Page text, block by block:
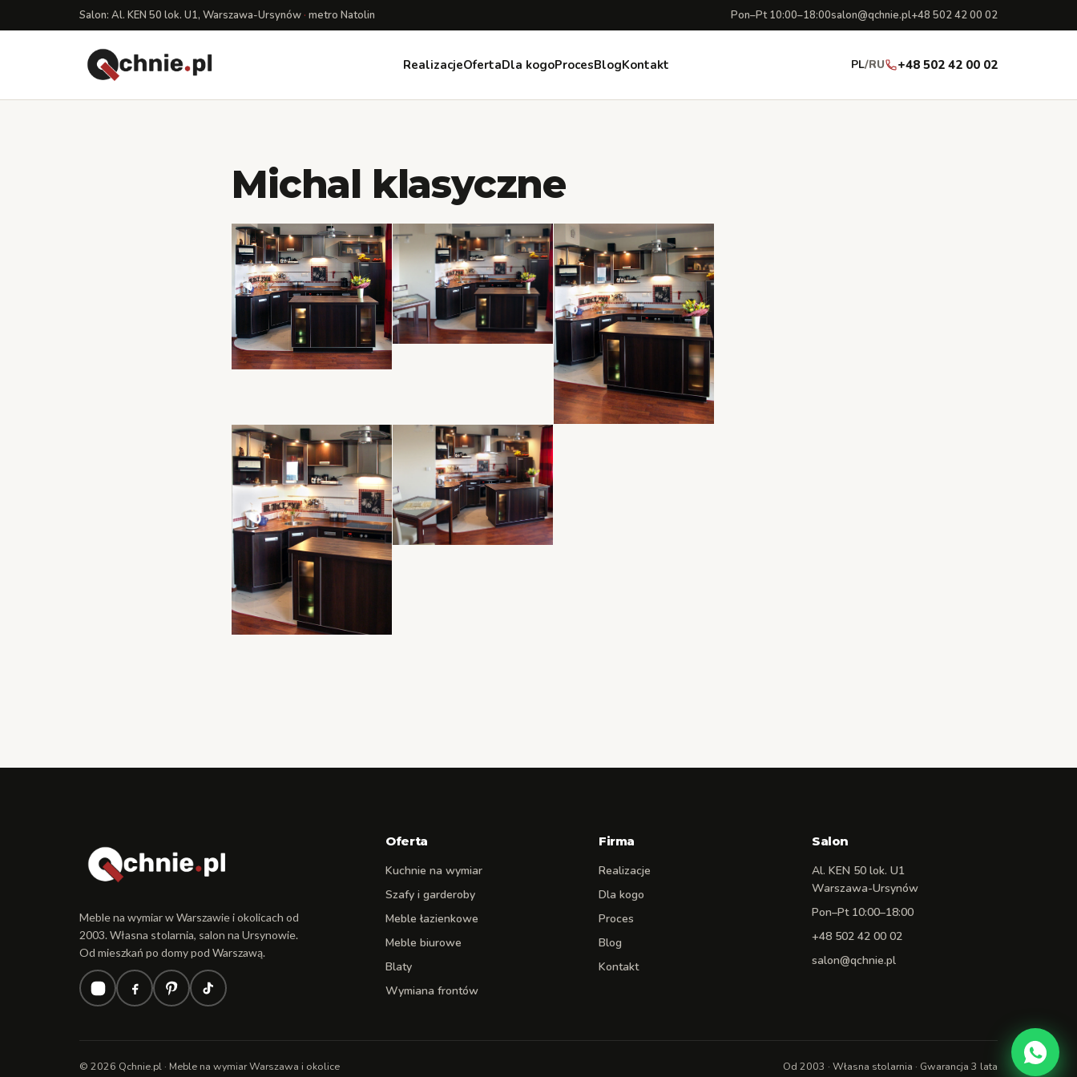
Salon: Al. KEN 50 lok. U1, Warszawa-Ursynów · metro Natolin Pon–Pt 10:00–18:00salon@qchnie.pl+48 502 42 00 02
RealizacjeOfertaDla kogoProcesBlogKontakt PL/RU +48 502 42 00 02
Michal klasyczne
Meble na wymiar w Warszawie i okolicach od
2003. Własna stolarnia, salon na Ursynowie.
Od mieszkań po domy pod Warszawą.
Oferta
Kuchnie na wymiar
Szafy i garderoby
Meble łazienkowe
Meble biurowe
Blaty
Wymiana frontów
Firma
Realizacje
Dla kogo
Proces
Blog
Kontakt
Salon
Al. KEN 50 lok. U1
Warszawa-Ursynów
Pon–Pt 10:00–18:00
+48 502 42 00 02
salon@qchnie.pl
© 2026 Qchnie.pl · Meble na wymiar Warszawa i okolice Od 2003 · Własna stolarnia · Gwarancja 3 lata